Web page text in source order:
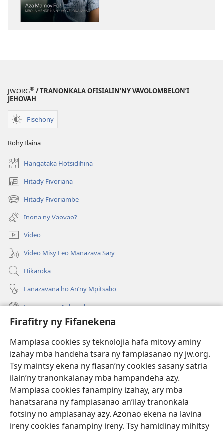
Firafitry ny Fifanekena
Mampiasa cookies sy teknolojia hafa mitovy aminy
izahay mba handeha tsara ny fampiasanao ny jw.org.
Tsy maintsy ekena ny fiasan’ny cookies sasany satria
ilain’ny tranonkalanay mba hampandeha azy.
Mampiasa cookies fanampiny izahay, ary mba
hanatsarana ny fampiasanao an’ilay tranonkala
fotsiny no ampiasanay azy. Azonao ekena na lavina
ireny cookies fanampiny ireny. Tsy hamidinay mihitsy
Ianao
JW.ORG® / TRANONKALA OFISIALIN’NY VAVOLOMBELON’I
JEHOVAH
Fisehony
Rohy Ilaina
Hangataka Hotsidihina
Hitady Fivoriana
(manokatra
rohy) Hitady Fivoriambe
(manokatra
rohy) Inona ny Vaovao?
Video
Video Misy Feo Manazava Sary
Hikaroka
Fanazavana ho An’ny Mpitsabo
Fanazavana Ankapobeny
Fanampiana
Fanomezana
(manokatra
rohy)
FITEHIRIZAM-BOKIN’NY Vavolombelon’i Jehovah
(manokatra
rohy)
JW Hub
(manokatra
rohy)
JW Library